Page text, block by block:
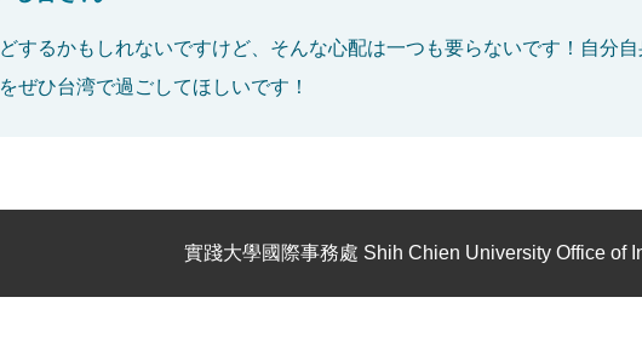
するかもしれないですけど、そんな心配は一つも要らないです！自分
ぜひ台湾で過ごしてほしいです！
實踐大學國際事務處 Shih Chien University Office of